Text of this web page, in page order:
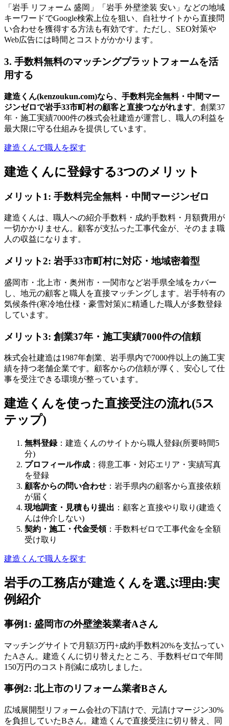
「岩手 リフォーム 盛岡」「岩手 外壁塗装 安い」などの地域
キーワードでGoogle検索上位を狙い、自社サイトから直接問
い合わせを獲得する方法も有効です。ただし、SEO対策や
Web広告には時間とコストがかかります。
3. 手数料無料のマッチングプラットフォームを活
用する
建造くん(kenzoukun.com)なら、手数料完全無料・中間マー
ジンゼロで岩手33市町村の顧客と直接つながれます。創業37
年・施工実績7000件の株式会社建造が運営し、職人の利益を
最大限に守る仕組みを提供しています。
建造くんで職人を探す
建造くんに登録する3つのメリット
メリット1: 手数料完全無料・中間マージンゼロ
建造くんは、職人への紹介手数料・成約手数料・月額費用が
一切かかりません。顧客が支払った工事代金が、そのまま職
人の収益になります。
メリット2: 岩手33市町村に対応・地域密着型
盛岡市・北上市・奥州市・一関市など岩手県全域をカバー
し、地元の顧客と職人を直接マッチングします。岩手特有の
気候条件(寒冷地仕様・豪雪対策)に精通した職人が多数登録
しています。
メリット3: 創業37年・施工実績7000件の信頼
株式会社建造は1987年創業、岩手県内で7000件以上の施工実
績を持つ老舗企業です。顧客からの信頼が厚く、安心して仕
事を受注できる環境が整っています。
建造くんを使った直接受注の流れ(5ス
テップ)
無料登録：建造くんのサイトから職人登録(所要時間5
分)
プロフィール作成 ：得意工事・対応エリア・実績写真
を登録
顧客からの問い合わせ ：岩手県内の顧客から直接依頼
が届く
現地調査・見積もり提出 ：顧客と直接やり取り(建造く
んは仲介しない)
契約・施工・代金受領：手数料ゼロで工事代金を全額
受け取り
建造くんで職人を探す
岩手の工務店が建造くんを選ぶ理由:実
例紹介
事例1: 盛岡市の外壁塗装業者Aさん
マッチングサイトで月額3万円+成約手数料20%を支払ってい
たAさん。建造くんに切り替えたところ、手数料ゼロで年間
150万円のコスト削減に成功しました。
事例2: 北上市のリフォーム業者Bさん
広域展開型リフォーム会社の下請けで、元請けマージン30%
を負担していたBさん。建造くんで直接受注に切り替え、同